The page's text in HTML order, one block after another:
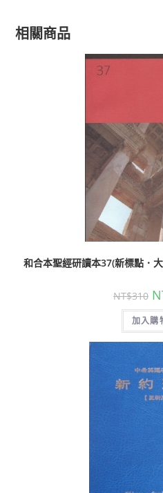
相關商品
和合本聖經研讀本37(新標點．
NT$310
加入購